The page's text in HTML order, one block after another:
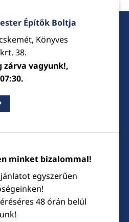
Építők Boltja
Könyves
38.
zárva vagyunk!,
minket bizalommal!
egyszerűen
48 órán belül